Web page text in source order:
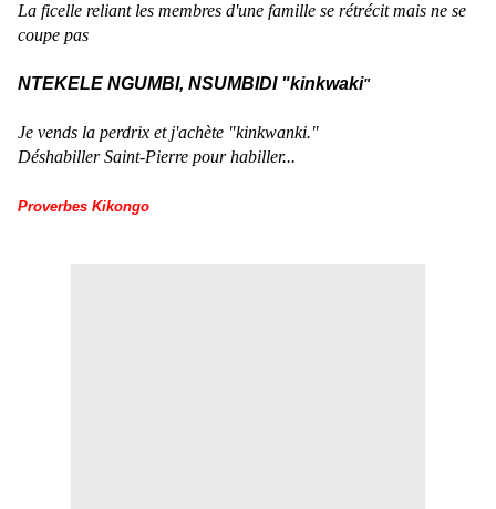
La ficelle reliant les membres d'une famille se rétrécit mais ne se
coupe pas
NTEKELE NGUMBI, NSUMBIDI "kinkwaki"
Je vends la perdrix et j'achète "kinkwanki."
Déshabiller Saint-Pierre pour habiller...
Proverbes Kikongo